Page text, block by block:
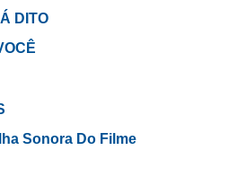
DITO
Sonora Do Filme